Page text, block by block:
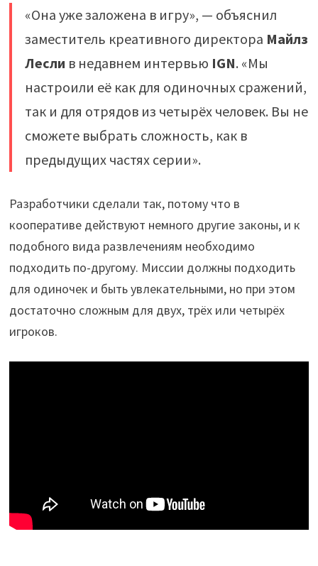
«Она уже заложена в игру», — объяснил
заместитель креативного директора Майлз
Лесли в недавнем интервью IGN. «Мы
настроили её как для одиночных сражений,
так и для отрядов из четырёх человек. Вы не
сможете выбрать сложность, как в
предыдущих частях серии».
Разработчики сделали так, потому что в
кооперативе действуют немного другие законы, и к
подобного вида развлечениям необходимо
подходить по-другому. Миссии должны подходить
для одиночек и быть увлекательными, но при этом
достаточно сложным для двух, трёх или четырёх
игроков.